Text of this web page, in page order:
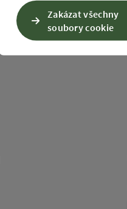
Zakázat všechny
soubory cookie